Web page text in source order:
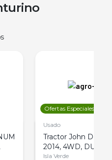
Ofertas Especiales
Usado
Tractor John Deere
2014, 4WD, DUAL
Isla Verde